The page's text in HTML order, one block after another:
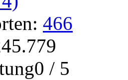
466
/ 5